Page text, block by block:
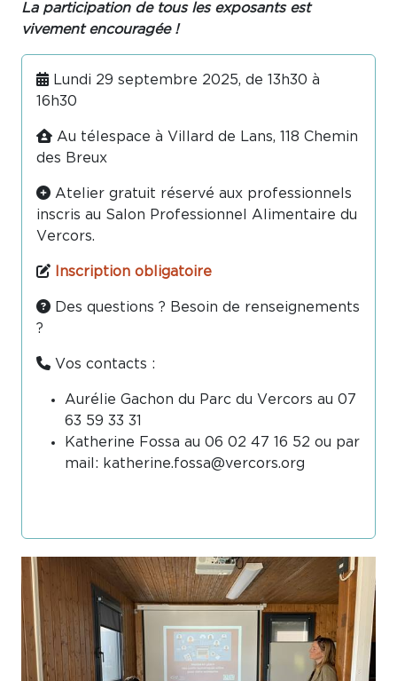
La participation de tous les exposants est
vivement encouragée !
Lundi 29 septembre 2025, de 13h30 à
16h30
Au télespace à Villard de Lans, 118 Chemin
des Breux
Atelier gratuit réservé aux professionnels
inscris au Salon Professionnel Alimentaire du
Vercors.
Inscription obligatoire
Des questions ? Besoin de renseignements
?
Vos contacts :
Aurélie Gachon du Parc du Vercors au 07
63 59 33 31
Katherine Fossa au 06 02 47 16 52 ou par
mail: katherine.fossa@vercors.org